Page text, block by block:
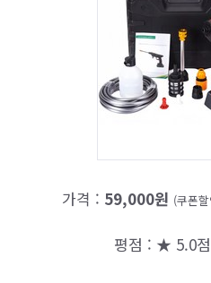
가격 : 59,000원 (쿠폰
평점 : ★ 5.0